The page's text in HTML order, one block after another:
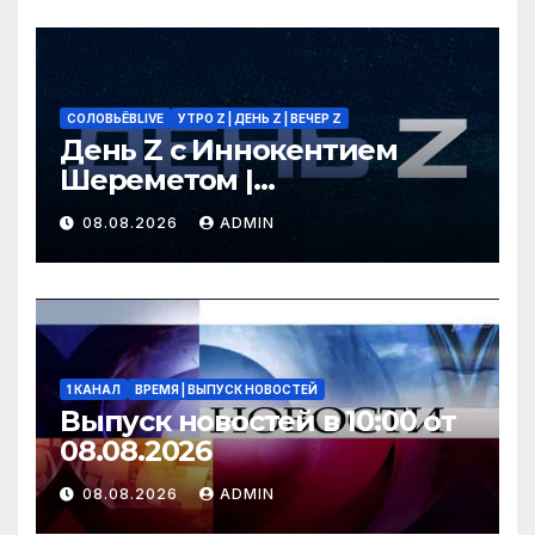
СОЛОВЬЁВLIVE УТРО Z | ДЕНЬ Z | ВЕЧЕР Z
День Z с Иннокентием
Шереметом |
СОЛОВЬЁВLIVE | 8 августа
2026 года
08.08.2026 ADMIN
1 КАНАЛ ВРЕМЯ | ВЫПУСК НОВОСТЕЙ
Выпуск новостей в 10:00 от
08.08.2026
08.08.2026 ADMIN